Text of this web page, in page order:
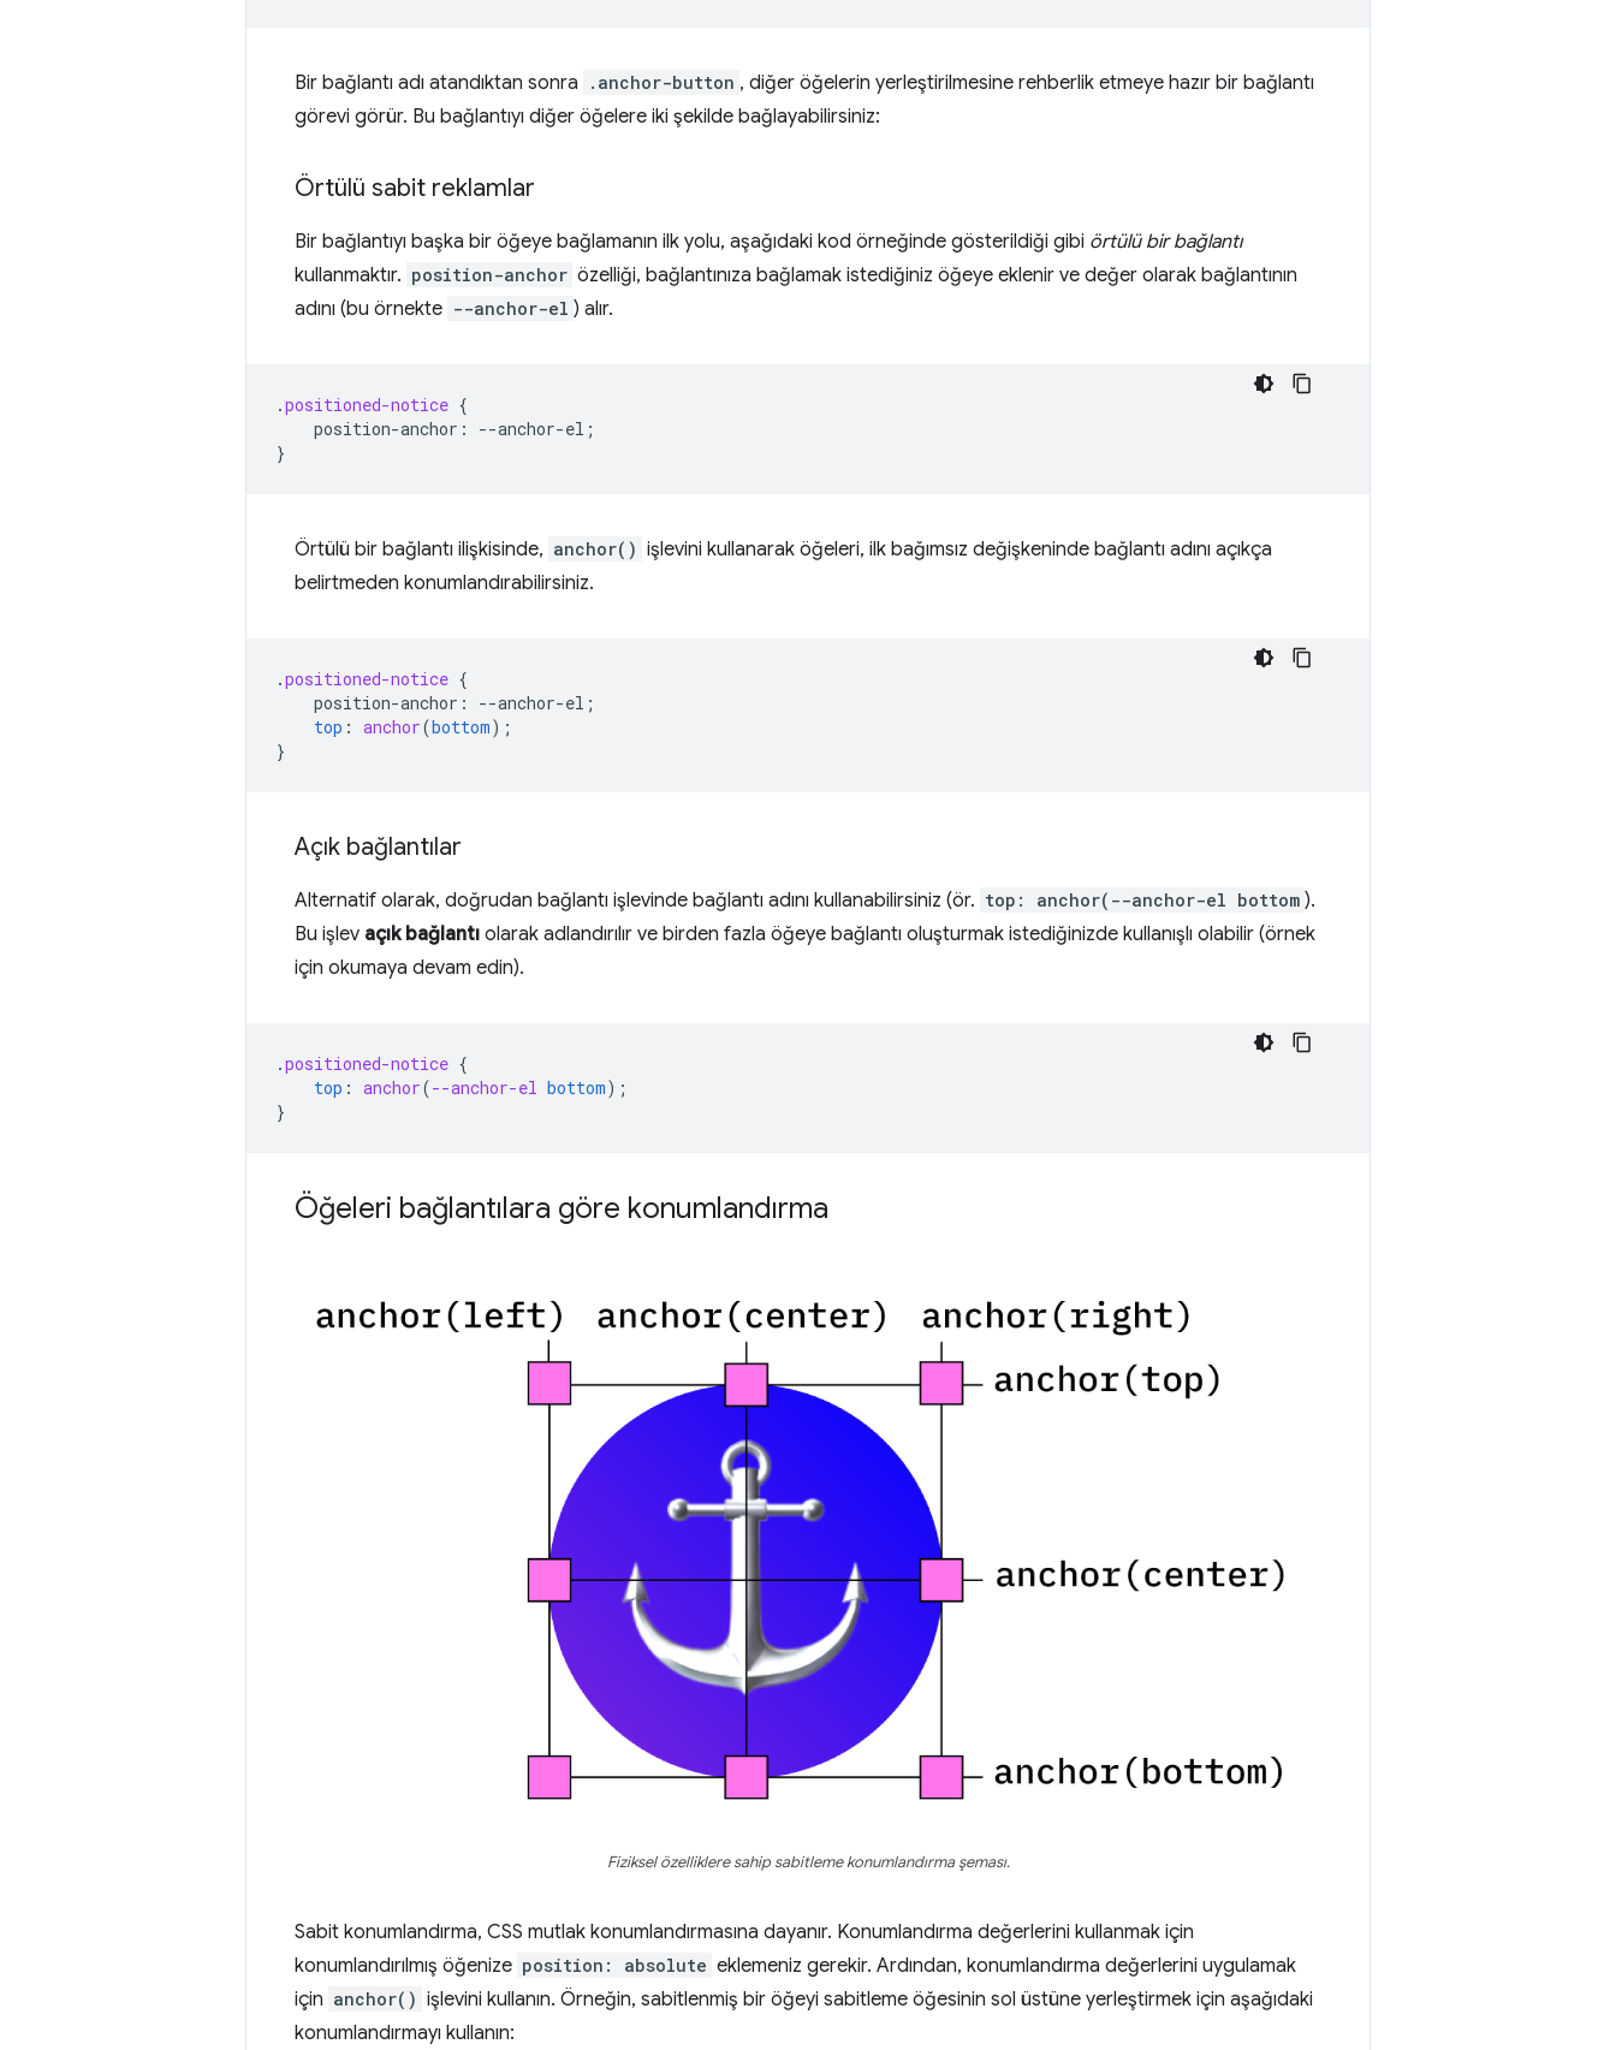
Bir bağlantı adı atandıktan sonra .anchor-button , diğer öğelerin yerleştirilmesine rehberlik etmeye hazır bir bağlantı
görevi görür. Bu bağlantıyı diğer öğelere iki şekilde bağlayabilirsiniz:
Örtülü sabit reklamlar
Bir bağlantıyı başka bir öğeye bağlamanın ilk yolu, aşağıdaki kod örneğinde gösterildiği gibi örtülü bir bağlantı
kullanmaktır. position-anchor özelliği, bağlantınıza bağlamak istediğiniz öğeye eklenir ve değer olarak bağlantının
adını (bu örnekte --anchor-el ) alır.
.positioned-notice {
position-anchor : --anchor-el ;
}
Örtülü bir bağlantı ilişkisinde, anchor() işlevini kullanarak öğeleri, ilk bağımsız değişkeninde bağlantı adını açıkça
belirtmeden konumlandırabilirsiniz.
.positioned-notice {
position-anchor : --anchor-el ;
top : anchor(bottom);
}
Açık bağlantılar
Alternatif olarak, doğrudan bağlantı işlevinde bağlantı adını kullanabilirsiniz (ör. top: anchor(--anchor-el bottom ).
Bu işlev açık bağlantı olarak adlandırılır ve birden fazla öğeye bağlantı oluşturmak istediğinizde kullanışlı olabilir (örnek
için okumaya devam edin).
.positioned-notice {
top : anchor(--anchor-el bottom);
}
Öğeleri bağlantılara göre konumlandırma
Fiziksel özelliklere sahip sabitleme konumlandırma şeması.
Sabit konumlandırma, CSS mutlak konumlandırmasına dayanır. Konumlandırma değerlerini kullanmak için
konumlandırılmış öğenize position: absolute eklemeniz gerekir. Ardından, konumlandırma değerlerini uygulamak
için anchor() işlevini kullanın. Örneğin, sabitlenmiş bir öğeyi sabitleme öğesinin sol üstüne yerleştirmek için aşağıdaki
konumlandırmayı kullanın: